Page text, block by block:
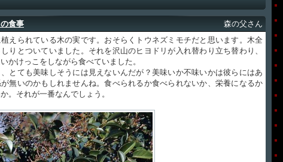
食事
森の父さん
えられている木の実です。おそらくトウネズミモチだと思います。木全
りとついていました。それを沢山のヒヨドリが入れ替わり立ち替わり、
かけっこをしながら食べていました。
ても美味しそうには見えないんだが？美味いか不味いかは彼らにはあ
無いのかもしれませんね。食べられるか食べられないか、栄養になるか
。それが一番なんでしょう。